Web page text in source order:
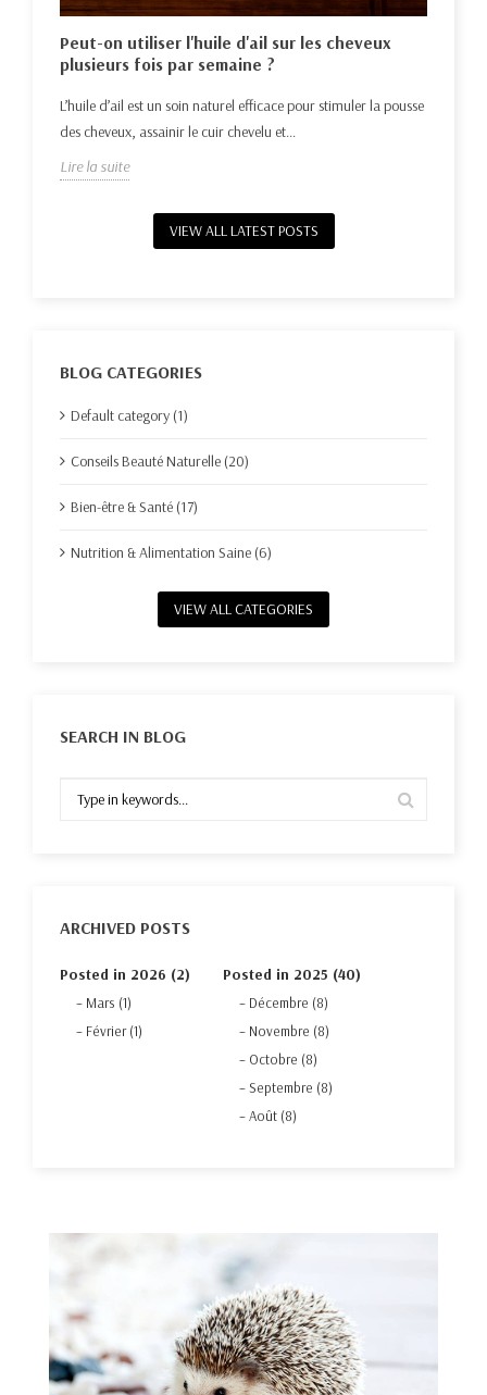
Peut-on utiliser l'huile d'ail sur les cheveux
plusieurs fois par semaine ?
L’huile d’ail est un soin naturel efficace pour stimuler la pousse
des cheveux, assainir le cuir chevelu et...
Lire la suite
VIEW ALL LATEST POSTS
BLOG CATEGORIES
Default category (1)
Conseils Beauté Naturelle (20)
Bien-être & Santé (17)
Nutrition & Alimentation Saine (6)
VIEW ALL CATEGORIES
SEARCH IN BLOG
ARCHIVED POSTS
Posted in 2026 (2)
Mars (1)
Février (1)
Posted in 2025 (40)
Décembre (8)
Novembre (8)
Octobre (8)
Septembre (8)
Août (8)